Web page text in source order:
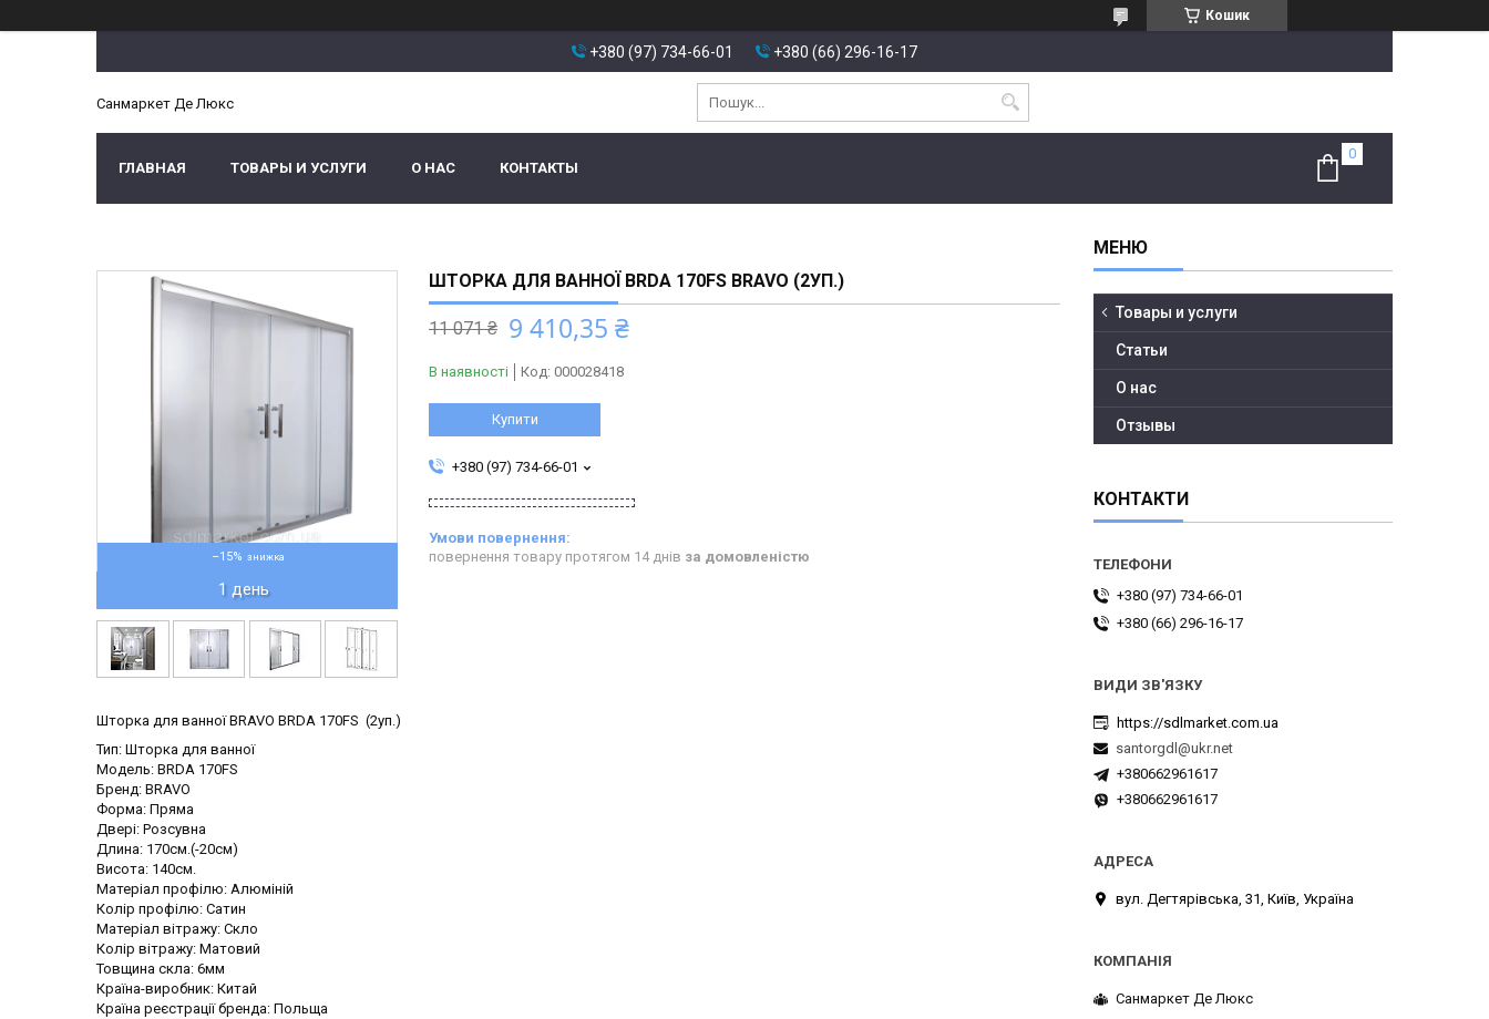
Кошик
+380 (97) 734-66-01 +380 (66) 296-16-17
Санмаркет Де Люкс
ГЛАВНАЯ ТОВАРЫ И УСЛУГИ О НАС КОНТАКТЫ
–15%
1 день
ШТОРКА ДЛЯ ВАННОЇ BRDA 170FS BRAVO (2УП.)
11 071 ₴ 9 410,35 ₴
В наявності Код: 000028418
Купити
+380 (97) 734-66-01
повернення товару протягом 14 днів за домовленістю
Шторка для ванної BRAVO BRDA 170FS (2уп.)
Тип: Шторка для ванної
Модель: BRDA 170FS
Бренд: BRAVO
Форма: Пряма
Двері: Розсувна
Длина: 170см.(-20см)
Висота: 140см.
Матеріал профілю: Алюміній
Колір профілю: Сатин
Матеріал вітражу: Скло
Колір вітражу: Матовий
Товщина скла: 6мм
Країна-виробник: Китай
Країна реєстрації бренда: Польща
Товары и услуги
Статьи
О нас
Отзывы
КОНТАКТИ
+380 (97) 734-66-01
+380 (66) 296-16-17
https://sdlmarket.com.ua
santorgdl@ukr.net
+380662961617
+380662961617
вул. Дегтярівська, 31, Київ, Україна
Санмаркет Де Люкс